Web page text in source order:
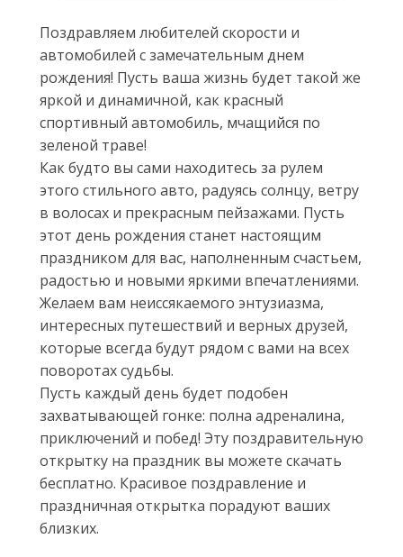
Поздравляем любителей скорости и
автомобилей с замечательным днем
рождения! Пусть ваша жизнь будет такой же
яркой и динамичной, как красный
спортивный автомобиль, мчащийся по
зеленой траве!
Как будто вы сами находитесь за рулем
этого стильного авто, радуясь солнцу, ветру
в волосах и прекрасным пейзажами. Пусть
этот день рождения станет настоящим
праздником для вас, наполненным счастьем,
радостью и новыми яркими впечатлениями.
Желаем вам неиссякаемого энтузиазма,
интересных путешествий и верных друзей,
которые всегда будут рядом с вами на всех
поворотах судьбы.
Пусть каждый день будет подобен
захватывающей гонке: полна адреналина,
приключений и побед! Эту поздравительную
открытку на праздник вы можете скачать
бесплатно. Красивое поздравление и
праздничная открытка порадуют ваших
близких.